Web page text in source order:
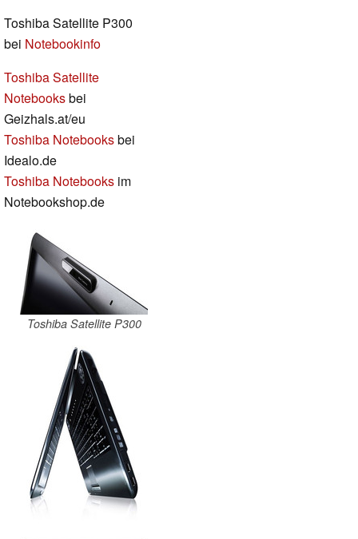
Toshiba Satellite P300
bei Notebookinfo
Toshiba Satellite
Notebooksbei
Geizhals.at/eu
Toshiba Notebooksbei
Idealo.de
Toshiba Notebooks im
Notebookshop.de
Toshiba Satellite P300